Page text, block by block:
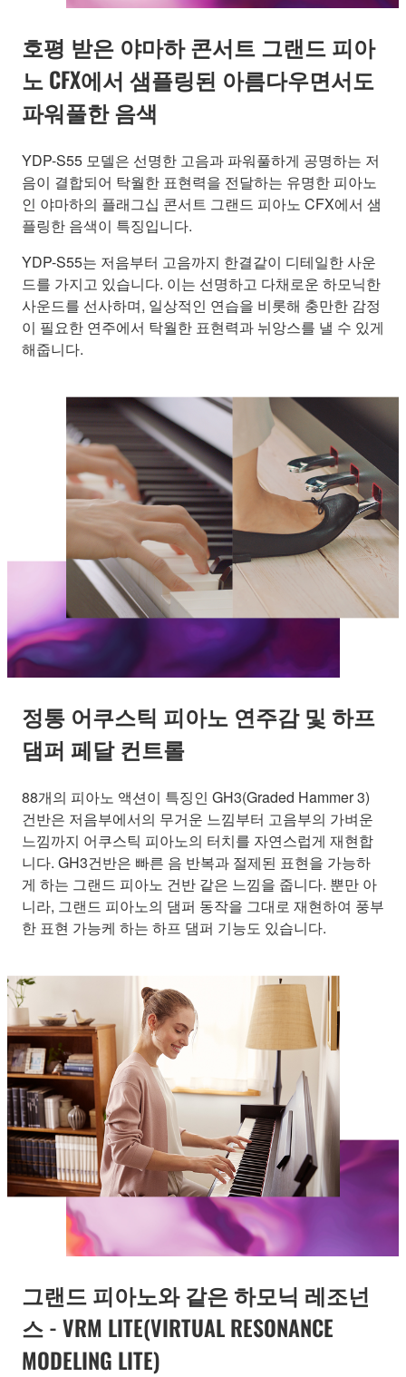
호평 받은 야마하 콘서트 그랜드 피아
노 CFX에서 샘플링된 아름다우면서도
파워풀한 음색
YDP-S55 모델은 선명한 고음과 파워풀하게 공명하는 저
음이 결합되어 탁월한 표현력을 전달하는 유명한 피아노
인 야마하의 플래그십 콘서트 그랜드 피아노 CFX에서 샘
플링한 음색이 특징입니다.
YDP-S55는 저음부터 고음까지 한결같이 디테일한 사운
드를 가지고 있습니다. 이는 선명하고 다채로운 하모닉한
사운드를 선사하며, 일상적인 연습을 비롯해 충만한 감정
이 필요한 연주에서 탁월한 표현력과 뉘앙스를 낼 수 있게
해줍니다.
정통 어쿠스틱 피아노 연주감 및 하프
댐퍼 페달 컨트롤
88개의 피아노 액션이 특징인 GH3(Graded Hammer 3)
건반은 저음부에서의 무거운 느낌부터 고음부의 가벼운
느낌까지 어쿠스틱 피아노의 터치를 자연스럽게 재현합
니다. GH3건반은 빠른 음 반복과 절제된 표현을 가능하
게 하는 그랜드 피아노 건반 같은 느낌을 줍니다. 뿐만 아
니라, 그랜드 피아노의 댐퍼 동작을 그대로 재현하여 풍부
한 표현 가능케 하는 하프 댐퍼 기능도 있습니다.
그랜드 피아노와 같은 하모닉 레조넌
스 - VRM LITE(VIRTUAL RESONANCE
MODELING LITE)